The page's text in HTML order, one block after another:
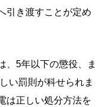
引き渡すことが定め
、5年以下の懲役、ま
い罰則が科せられま
は正しい処分方法を